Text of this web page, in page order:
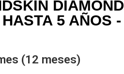
DIAMOND
5 AÑOS -
(12 meses)